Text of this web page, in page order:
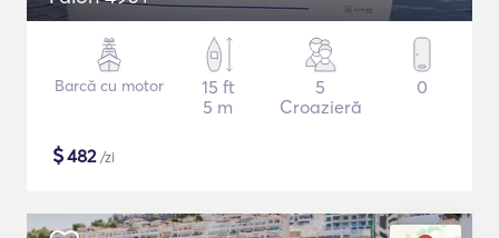
Barcă cu motor
15 ft
5 m
5
Croazieră
0
$482/zi